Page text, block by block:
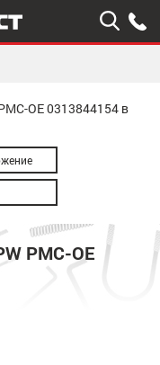
OE 0313844154 в
РМС-OE